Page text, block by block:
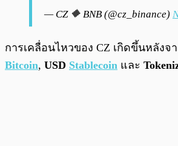
— CZ 🔶 BNB (@cz_binance)
การเคลื่อนไหวของ CZ เกิดขึ้นหลังจ
Bitcoin, USD Stablecoin และ